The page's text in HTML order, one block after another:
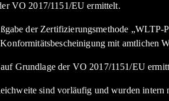
VO 2017/1151/EU ermittelt.
der Zertifizierungsmethode
mit amtlichen
Grundlage der VO 2017/1151/EU
sind vorläufig und wurden